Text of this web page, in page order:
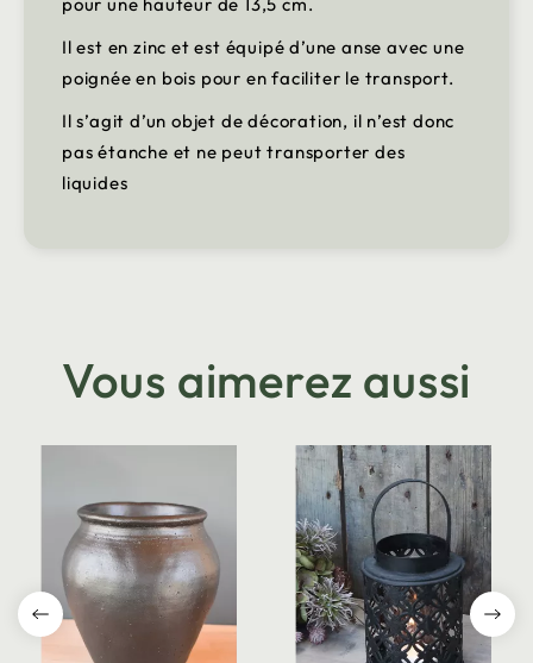
pour une hauteur de 13,5 cm.
Il est en zinc et est équipé d’une anse avec une
poignée en bois pour en faciliter le transport.
Il s’agit d’un objet de décoration, il n’est donc
pas étanche et ne peut transporter des
liquides
Vous aimerez aussi